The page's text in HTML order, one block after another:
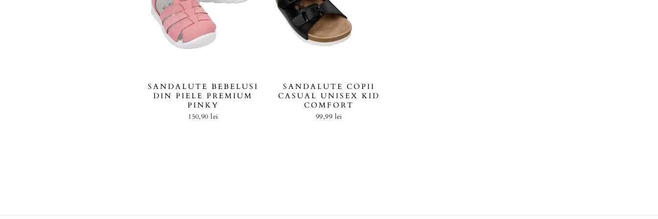
SANDALUTE BEBELUSI
DIN PIELE PREMIUM
PINKY
150,90 lei
SANDALUTE COPII
CASUAL UNISEX KID
COMFORT
99,99 lei